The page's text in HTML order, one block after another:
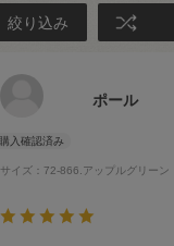
絞り込み
ポール
サイズ：72-866.アップルグリーン